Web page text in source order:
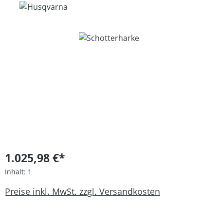
Bildergalerie überspringen
1.025,98 €*
Inhalt: 1
Preise inkl. MwSt. zzgl. Versandkosten